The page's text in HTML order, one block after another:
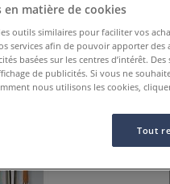
Lot de 3 pinceaux Cosmotop Spin - Da
en matière de cookies
outils similaires pour faciliter vos
services afin de pouvoir apporter
basées sur les centres d’intérêt.
de publicités. Si vous ne
nous utilisons les cookies,
Tout